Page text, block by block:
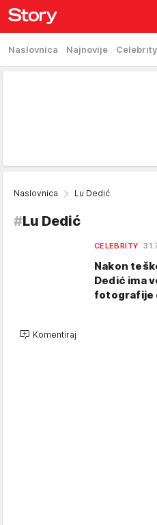
Naslovnica Najnovije Celebrity
Naslovnica Lu Dedić
#Lu Dedić
CELEBRITY
Nakon
Dedić ima
fotografije
Komentiraj